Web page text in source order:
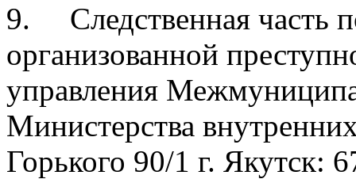
9. Следственная часть
организованной
управления
Министерства
Горького 90/1 г. Якутск: